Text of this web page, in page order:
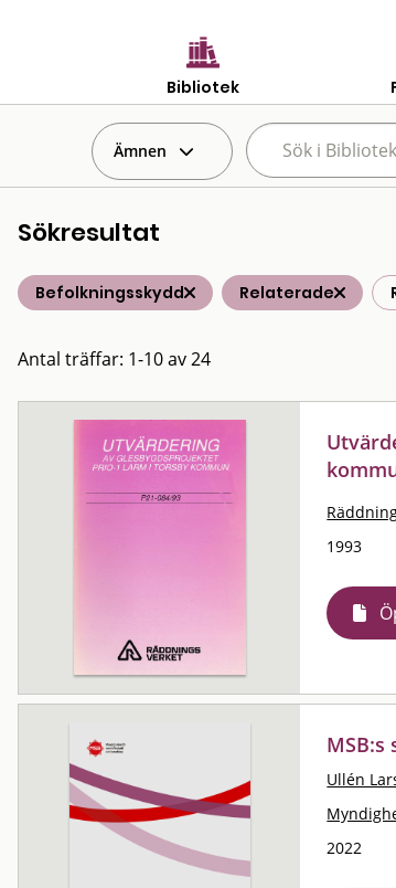
Bibliotek
Ämnen
Sökresultat
Befolkningsskydd Relaterade
Antal träffar: 1-10 av 24
1993
Ullén
2022